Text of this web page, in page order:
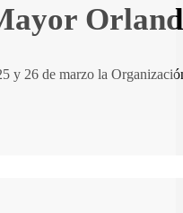
y 26 de marzo la